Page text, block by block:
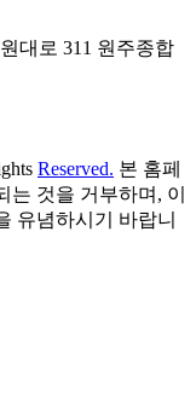
대로 311 원주종합
Reserved. 본 홈페
것을 거부하며, 이
유념하시기 바랍니